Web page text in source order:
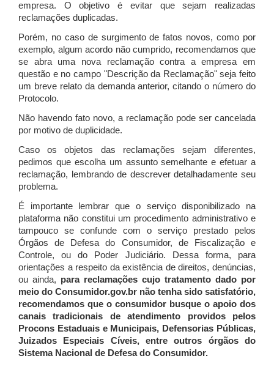
empresa. O objetivo é evitar que sejam realizadas
reclamações duplicadas.
Porém, no caso de surgimento de fatos novos, como por
exemplo, algum acordo não cumprido, recomendamos que
se abra uma nova reclamação contra a empresa em
questão e no campo "Descrição da Reclamação" seja feito
um breve relato da demanda anterior, citando o número do
Protocolo.
Não havendo fato novo, a reclamação pode ser cancelada
por motivo de duplicidade.
Caso os objetos das reclamações sejam diferentes,
pedimos que escolha um assunto semelhante e efetuar a
reclamação, lembrando de descrever detalhadamente seu
problema.
É importante lembrar que o serviço disponibilizado na
plataforma não constitui um procedimento administrativo e
tampouco se confunde com o serviço prestado pelos
Órgãos de Defesa do Consumidor, de Fiscalização e
Controle, ou do Poder Judiciário. Dessa forma, para
orientações a respeito da existência de direitos, denúncias,
ou ainda, para reclamações cujo tratamento dado por
meio do Consumidor.gov.br não tenha sido satisfatório,
recomendamos que o consumidor busque o apoio dos
canais tradicionais de atendimento providos pelos
Procons Estaduais e Municipais, Defensorias Públicas,
Juizados Especiais Cíveis, entre outros órgãos do
Sistema Nacional de Defesa do Consumidor.